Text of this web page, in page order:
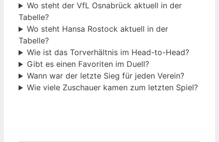
Wo steht der VfL Osnabrück aktuell in der
Tabelle?
Wo steht Hansa Rostock aktuell in der
Tabelle?
Wie ist das Torverhältnis im Head-to-Head?
Gibt es einen Favoriten im Duell?
Wann war der letzte Sieg für jeden Verein?
Wie viele Zuschauer kamen zum letzten Spiel?